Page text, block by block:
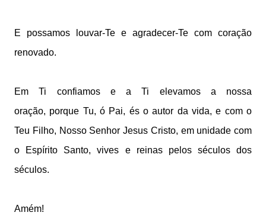
E possamos louvar-Te e agradecer-Te com coração
renovado.
Em Ti confiamos e a Ti elevamos a nossa
oração, porque Tu, ó Pai, és o autor da vida,e com o
Teu Filho, Nosso Senhor Jesus Cristo, em unidade com
o Espírito Santo,vives e reinas pelos séculos dos
séculos.
Amém!